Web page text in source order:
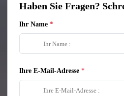
Haben Sie Fragen?
Ihr Name
Ihre E-Mail-Adresse